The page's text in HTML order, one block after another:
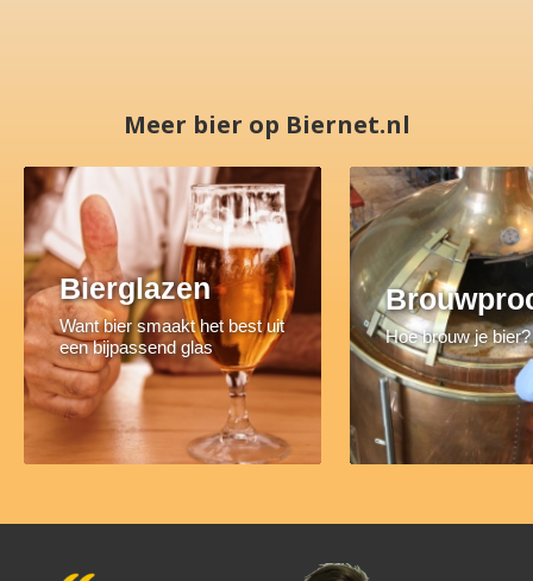
Meer bier op Biernet.nl
Bierglazen
Want bier smaakt het best uit
een bijpassend glas
Hoe brouw je bier?